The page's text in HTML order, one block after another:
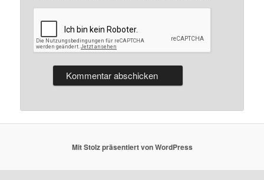
Mit Stolz präsentiert von WordPress